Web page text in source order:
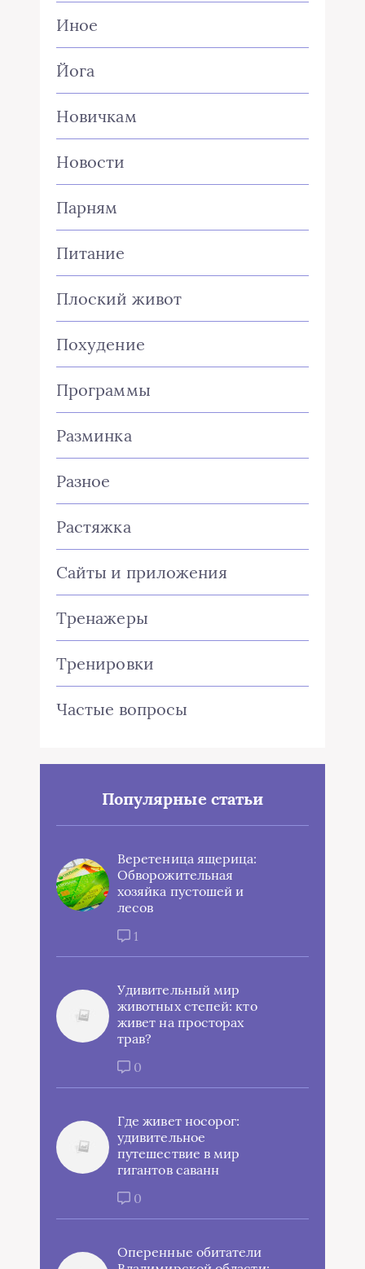
Иное
Йога
Новичкам
Новости
Парням
Питание
Плоский живот
Похудение
Программы
Разминка
Разное
Растяжка
Сайты и приложения
Тренажеры
Тренировки
Частые вопросы
Популярные статьи
Веретеница ящерица:
Обворожительная
хозяйка пустошей и
лесов
1
Удивительный мир
животных степей: кто
живет на просторах
трав?
0
Где живет носорог:
удивительное
путешествие в мир
гигантов саванн
0
Оперенные обитатели